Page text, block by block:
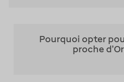
Pourquoi opter
proche